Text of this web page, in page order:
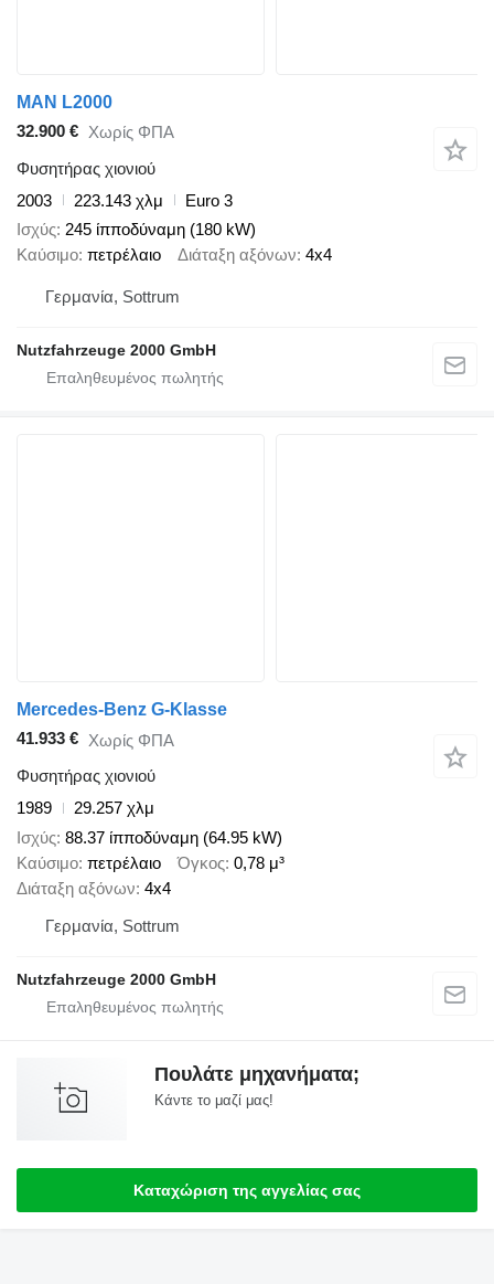
MAN L2000
32.900 € Χωρίς ΦΠΑ
Φυσητήρας χιονιού
2003
223.143 χλμ
Euro 3
Ισχύς 245 ίπποδύναμη (180 kW)
Καύσιμο πετρέλαιο Διάταξη αξόνων 4x4
Γερμανία, Sottrum
Nutzfahrzeuge 2000 GmbH
Mercedes-Benz G-Klasse
41.933 € Χωρίς ΦΠΑ
Φυσητήρας χιονιού
1989
29.257 χλμ
Ισχύς 88.37 ίπποδύναμη (64.95 kW)
Καύσιμο πετρέλαιο Όγκος 0,78 μ³
Διάταξη αξόνων 4x4
Γερμανία, Sottrum
Nutzfahrzeuge 2000 GmbH
Πουλάτε μηχανήματα;
Κάντε το μαζί μας!
Καταχώριση της αγγελίας σας